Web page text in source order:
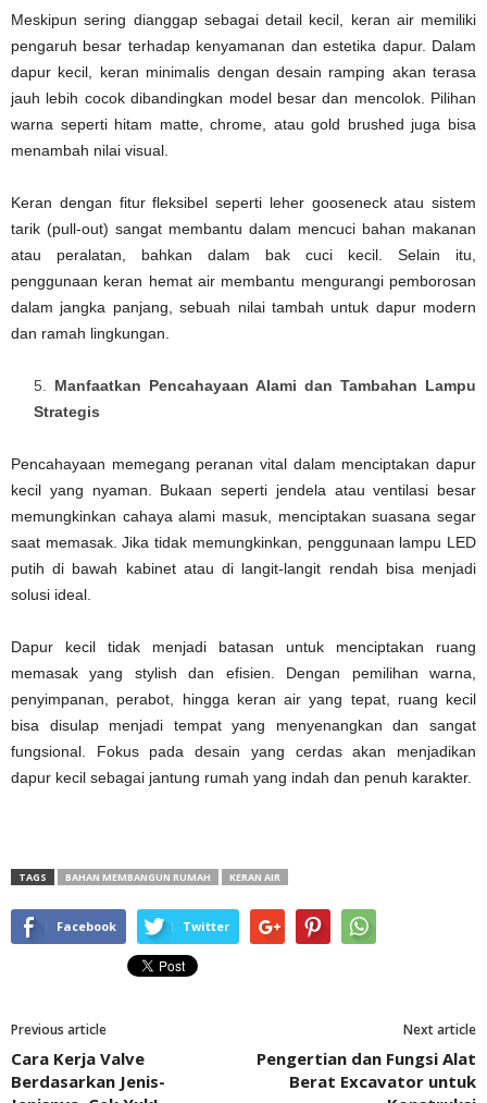
Meskipun sering dianggap sebagai detail kecil, keran air memiliki
pengaruh besar terhadap kenyamanan dan estetika dapur. Dalam
dapur kecil, keran minimalis dengan desain ramping akan terasa
jauh lebih cocok dibandingkan model besar dan mencolok. Pilihan
warna seperti hitam matte, chrome, atau gold brushed juga bisa
menambah nilai visual.
Keran dengan fitur fleksibel seperti leher gooseneck atau sistem
tarik (pull-out) sangat membantu dalam mencuci bahan makanan
atau peralatan, bahkan dalam bak cuci kecil. Selain itu,
penggunaan keran hemat air membantu mengurangi pemborosan
dalam jangka panjang, sebuah nilai tambah untuk dapur modern
dan ramah lingkungan.
Manfaatkan Pencahayaan Alami dan Tambahan Lampu
Strategis
Pencahayaan memegang peranan vital dalam menciptakan dapur
kecil yang nyaman. Bukaan seperti jendela atau ventilasi besar
memungkinkan cahaya alami masuk, menciptakan suasana segar
saat memasak. Jika tidak memungkinkan, penggunaan lampu LED
putih di bawah kabinet atau di langit-langit rendah bisa menjadi
solusi ideal.
Dapur kecil tidak menjadi batasan untuk menciptakan ruang
memasak yang stylish dan efisien. Dengan pemilihan warna,
penyimpanan, perabot, hingga keran air yang tepat, ruang kecil
bisa disulap menjadi tempat yang menyenangkan dan sangat
fungsional. Fokus pada desain yang cerdas akan menjadikan
dapur kecil sebagai jantung rumah yang indah dan penuh karakter.
TAGS BAHAN MEMBANGUN RUMAH KERAN AIR
Facebook Twitter
Previous article
Cara Kerja Valve
Berdasarkan Jenis-
Next article
Pengertian dan Fungsi Alat
Berat Excavator untuk